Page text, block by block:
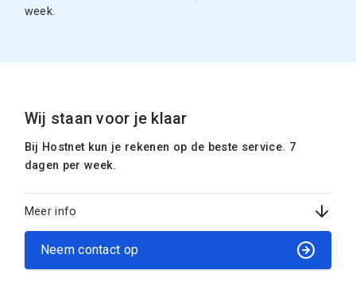
week.
Wij staan voor je klaar
Bij Hostnet kun je rekenen op de beste service. 7
dagen per week.
Meer info
Neem contact op